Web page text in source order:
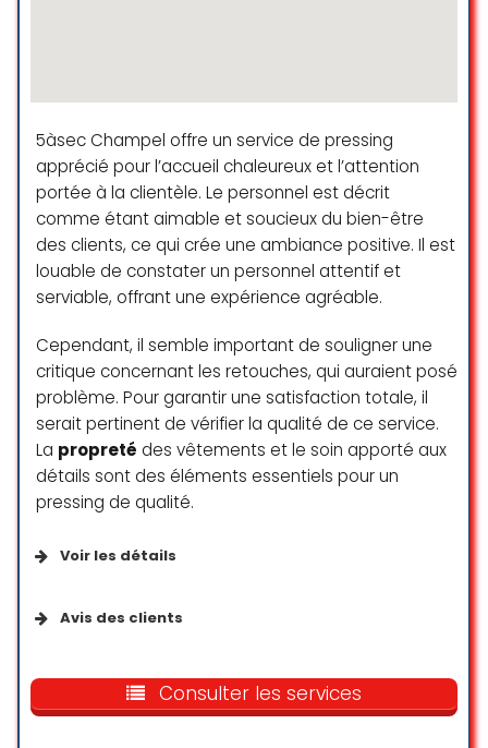
5àsec Champel offre un service de pressing
apprécié pour l’accueil chaleureux et l’attention
portée à la clientèle. Le personnel est décrit
comme étant aimable et soucieux du bien-être
des clients, ce qui crée une ambiance positive. Il est
louable de constater un personnel attentif et
serviable, offrant une expérience agréable.
Cependant, il semble important de souligner une
critique concernant les retouches, qui auraient posé
problème. Pour garantir une satisfaction totale, il
serait pertinent de vérifier la qualité de ce service.
La propreté des vêtements et le soin apporté aux
détails sont des éléments essentiels pour un
pressing de qualité.
Voir les détails
Cartes de débit
Avis des clients
bienveillante et très à beau sourire
qui fait du bien , j’ai déjà été à
Consulter les services